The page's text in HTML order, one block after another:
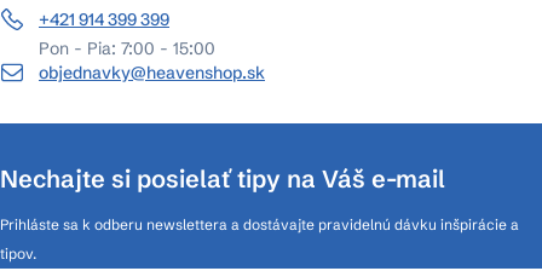
+421 914 399 399
Pon - Pia: 7:00 - 15:00
objednavky@heavenshop.sk
Nechajte si posielať tipy na Váš e-mail
Prihláste sa k odberu newslettera a dostávajte pravidelnú dávku inšpirácie a
tipov.